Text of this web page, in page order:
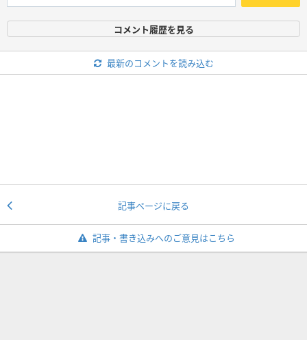
コメント履歴を見る
最新のコメントを読み込む
記事ページに戻る
記事・書き込みへのご意見はこちら